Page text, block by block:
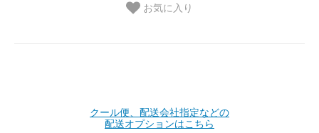
お気に入り
クール便、配送会社指定などの
配送オプションはこちら